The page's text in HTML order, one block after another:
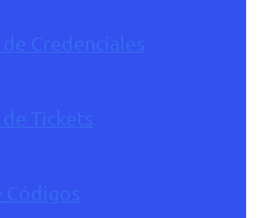
Credenciales
Tickets
Códigos